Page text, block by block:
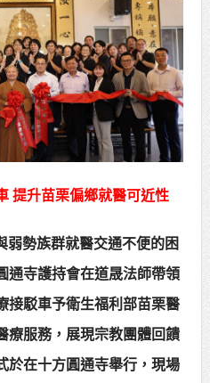
區產業設施公共
會
心」市長陳其
界貴賓共同揭幕
全國國中小學書
閣說」 喊推陳其
獎」得獎者及入
提升苗栗偏鄉就醫可近性
勢族群就醫交通不便的困
通寺護持會在道晟法師帶領
接駁車予衛生福利部苗栗醫
療服務，展現宗教團體回饋
於在十方圓通寺舉行，現場